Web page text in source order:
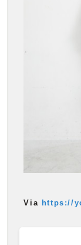
Via https://